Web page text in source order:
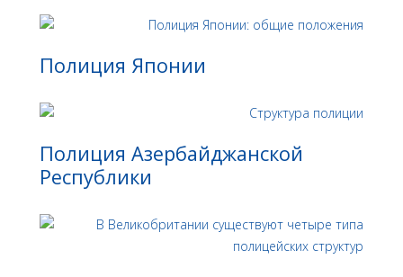
Полиция Японии
Полиция Азербайджанской
Республики